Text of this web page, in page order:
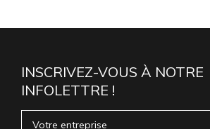
INSCRIVEZ-VOUS À NOTRE
INFOLETTRE !